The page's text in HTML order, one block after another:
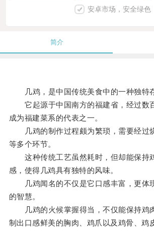
安卓市场，安全绿色
简介
几鸡，是中国传统美食中的一种独特
它起源于中国南方的福建省，经过数
成为福建菜系的代表之一。
几鸡的制作过程颇为繁琐，需要经过
等多个环节。
这种传统工艺虽然耗时，但却能保持
感，使得几鸡具有独特的风味。
几鸡闻名的不仅是它口感丰富，更体
的智慧。
几鸡的火候掌握得当，不仅能保持鸡
制出口感鲜美的胸肉、鸡爪以及鸡骨、鸡